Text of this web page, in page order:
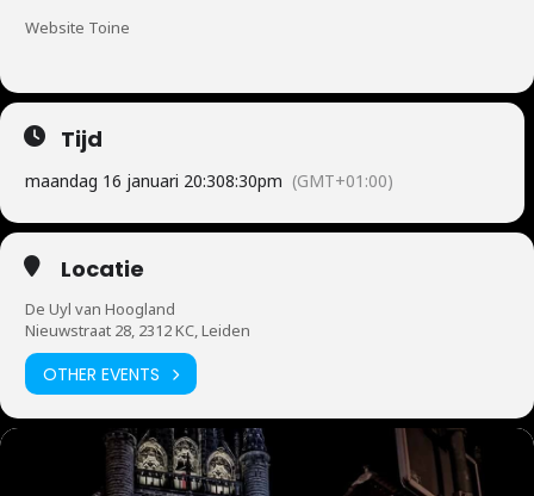
Website Toine
Tijd
maandag 16 januari 20:308:30pm (GMT+01:00)
Locatie
De Uyl van Hoogland
Nieuwstraat 28, 2312 KC, Leiden
OTHER EVENTS